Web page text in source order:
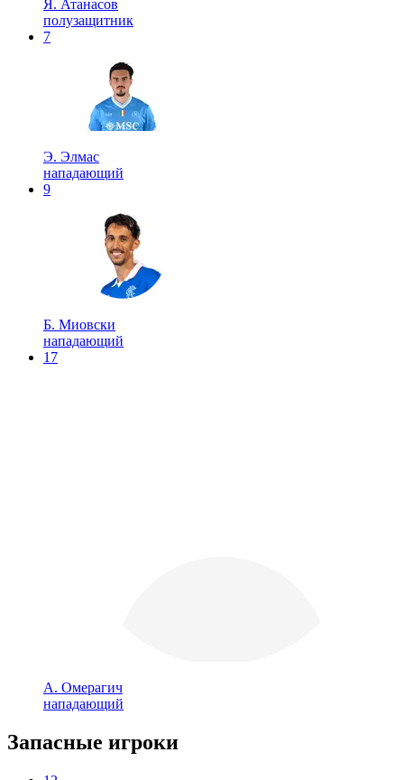
Я. Атанасов
полузащитник
7
Э. Элмас
нападающий
9
Б. Миовски
нападающий
17
А. Омерагич
нападающий
Запасные игроки